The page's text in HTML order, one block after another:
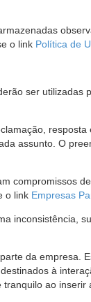
o link Política de
ser utilizadas
resposta
assunto. O
compromissos
o link Empresas
inconsistência,
da empresa.
à
ao inserir